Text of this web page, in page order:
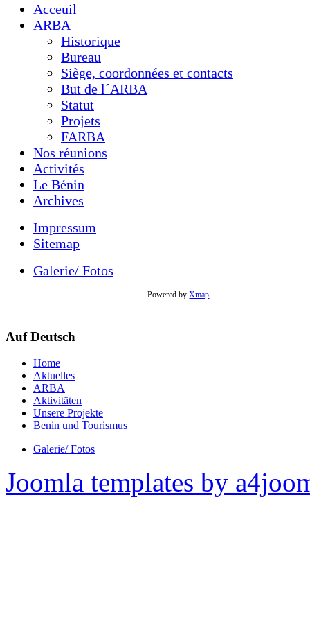
Acceuil
ARBA
Historique
Bureau
Siège, coordonnées et contacts
But de l´ARBA
Statut
Projets
FARBA
Nos réunions
Activités
Le Bénin
Archives
Impressum
Sitemap
Galerie/ Fotos
Powered byXmap
Auf Deutsch
Home
Aktuelles
ARBA
Aktivitäten
Unsere Projekte
Benin und Tourismus
Galerie/ Fotos
Joomla templates by